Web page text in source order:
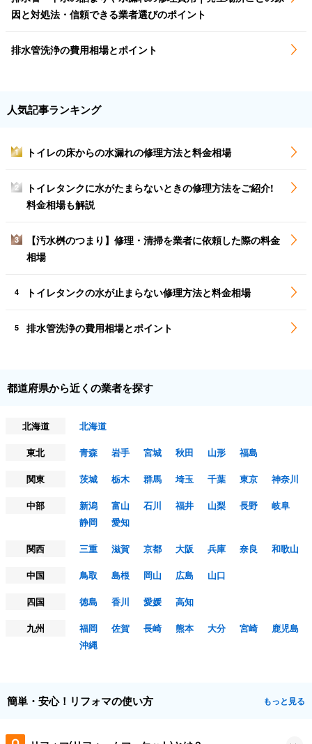
因と対処法・信頼できる業者選びのポイント
排水管洗浄の費用相場とポイント
人気記事ランキング
1 トイレの床からの水漏れの修理方法と料金相場
2
トイレタンクに水がたまらないときの修理方法をご紹介!
料金相場も解説
3
【汚水桝のつまり】修理・清掃を業者に依頼した際の料金
相場
4 トイレタンクの水が止まらない修理方法と料金相場
5 排水管洗浄の費用相場とポイント
都道府県から近くの業者を探す
北海道
北海道
東北
青森 岩手 宮城 秋田 山形
福島
関東
茨城 栃木 群馬 埼玉 千葉 東京
神奈川
中部
新潟 富山 石川 福井 山梨 長野
岐阜
静岡
愛知
関西
三重 滋賀 京都 大阪 兵庫 奈良
和歌山
中国
鳥取 島根 岡山 広島
山口
四国
徳島 香川 愛媛
高知
九州
福岡 佐賀 長崎 熊本 大分 宮崎
鹿児島
沖縄
簡単・安心！リフォマの使い方 もっと見る